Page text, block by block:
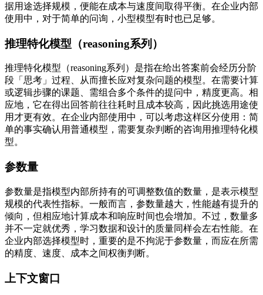
据用途选择规模，便能在成本与速度间取得平衡。在企业内部
使用中，对于简单的问询，小型模型有时也已足够。
推理特化模型（reasoning系列）
推理特化模型（reasoning系列）是指在给出答案前会经历分阶
段「思考」过程、从而擅长应对复杂问题的模型。在需要计算
或逻辑步骤的课题、需组合多个条件的提问中，精度更高。相
应地，它在得出回答前往往耗时且成本较高，因此挑选用途使
用才更有效。在企业内部使用中，可以考虑这样区分使用：简
单的事实确认用普通模型，需要复杂判断的咨询用推理特化模
型。
参数量
参数量是指模型内部所持有的可调整数值的数量，是表示模型
规模的代表性指标。一般而言，参数量越大，性能越有提升的
倾向，但相应地计算成本和响应时间也会增加。不过，数量多
并不一定就优秀，学习数据和设计的质量同样会左右性能。在
企业内部选择模型时，重要的是不拘泥于参数量，而应在所需
的精度、速度、成本之间权衡判断。
上下文窗口